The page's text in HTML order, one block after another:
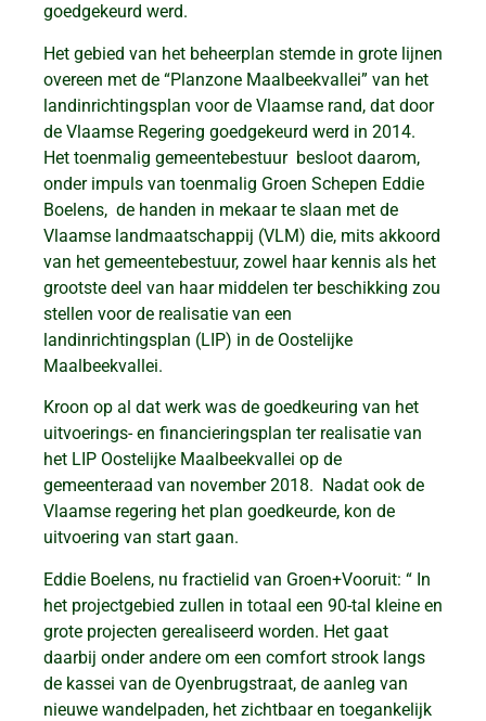
goedgekeurd werd.
Het gebied van het beheerplan stemde in grote lijnen
overeen met de “Planzone Maalbeekvallei” van het
landinrichtingsplan voor de Vlaamse rand, dat door
de Vlaamse Regering goedgekeurd werd in 2014.
Het toenmalig gemeentebestuur besloot daarom,
onder impuls van toenmalig Groen Schepen Eddie
Boelens, de handen in mekaar te slaan met de
Vlaamse landmaatschappij (VLM) die, mits akkoord
van het gemeentebestuur, zowel haar kennis als het
grootste deel van haar middelen ter beschikking zou
stellen voor de realisatie van een
landinrichtingsplan (LIP) in de Oostelijke
Maalbeekvallei.
Kroon op al dat werk was de goedkeuring van het
uitvoerings- en financieringsplan ter realisatie van
het LIP Oostelijke Maalbeekvallei op de
gemeenteraad van november 2018. Nadat ook de
Vlaamse regering het plan goedkeurde, kon de
uitvoering van start gaan.
Eddie Boelens, nu fractielid van Groen+Vooruit: “ In
het projectgebied zullen in totaal een 90-tal kleine en
grote projecten gerealiseerd worden. Het gaat
daarbij onder andere om een comfort strook langs
de kassei van de Oyenbrugstraat, de aanleg van
nieuwe wandelpaden, het zichtbaar en toegankelijk